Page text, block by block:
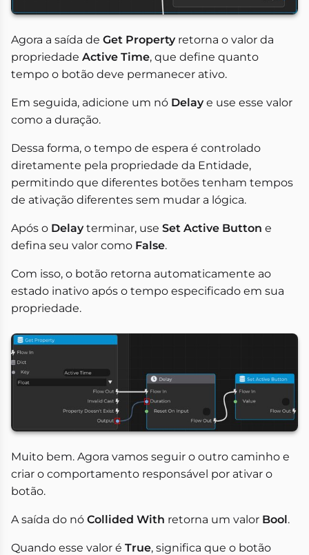
Agora a saída de Get Propertyretorna o valor da
propriedade Active Time, que define quanto
tempo o botão deve permanecer ativo.
Em seguida, adicione um nó Delaye use esse valor
como a duração.
Dessa forma, o tempo de espera é controlado
diretamente pela propriedade da Entidade,
permitindo que diferentes botões tenham tempos
de ativação diferentes sem mudar a lógica.
Após o Delayterminar, use Set Active Button e
defina seu valor como False.
Com isso, o botão retorna automaticamente ao
estado inativo após o tempo especificado em sua
propriedade.
Muito bem. Agora vamos seguir o outro caminho e
criar o comportamento responsável por ativar o
botão.
A saída do nó Collided With retorna um valor Bool.
Quando esse valor é True, significa que o botão